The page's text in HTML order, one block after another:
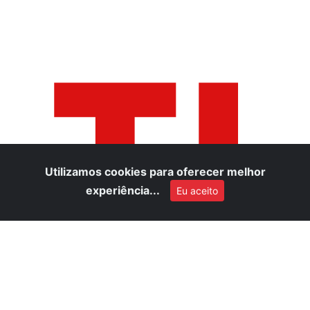
TI
Utilizamos cookies para oferecer melhor
experiência...
Eu aceito